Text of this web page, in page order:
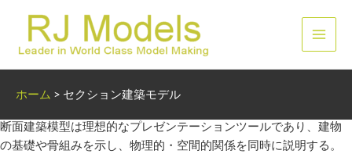
プ
メ
メ
ホーム > セクション建築モデル
セクション建築モデル
断面建築模型は理想的なプレゼンテーションツールであり、建物
の基礎や骨組みを示し、物理的・空間的関係を同時に説明する。